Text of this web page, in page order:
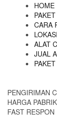
HOME
CARA
LOKASI
ALAT
JUAL
PENGIRIMAN
HARGA
FAST RESPON